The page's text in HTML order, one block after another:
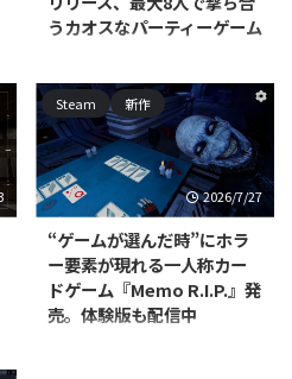
うカオスなパーティーゲーム
するPC（Steam）向けカジュア
ルミニゴルフ戦略ゲーム『Miney
Golf』が、2026年7月15日にリリ
ースされました。対応プラットフ
ォームはWindows/Mac/Linux
で、価格は800円です。 本作は、
コースの至る所に地雷を仕掛けて
パッティングを繰り広げるミニゴ
ルフです。物理演算に基づいたボ
ールの動きを利用しつつ、地雷を
使って地形を破壊したり対戦相手
Steam 新作
2026/7/27
“ゲームが選んだ時”にホラ
ー要素が現れる一人称カー
ドゲーム『Memo R.I.P.』発
売。体験版も配信中